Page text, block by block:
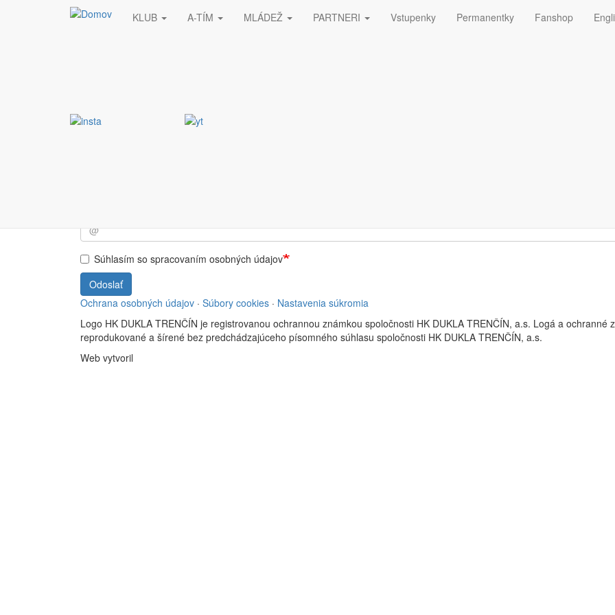
KLUB A-TÍM MLÁDEŽ PARTNERI Vstupenky Permanentky Fanshop
Vyžiadaná stránka nebola nájdená.
Súhlasím so spracovaním osobných údajov
Odoslať
Ochrana osobných údajov · Súbory cookies · Nastavenia súkromia
Logo HK DUKLA TRENČÍN je registrovanou ochrannou známkou spoločnosti HK DUKLA TRENČÍN, a.s. Logá a ochranné
reprodukované a šírené bez predchádzajúceho písomného súhlasu spoločnosti HK DUKLA TRENČÍN, a.s.
Web vytvoril